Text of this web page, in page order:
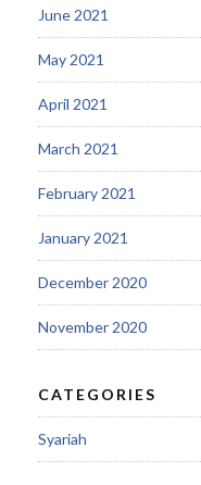
June 2021
May 2021
April 2021
March 2021
February 2021
January 2021
December 2020
November 2020
CATEGORIES
Syariah